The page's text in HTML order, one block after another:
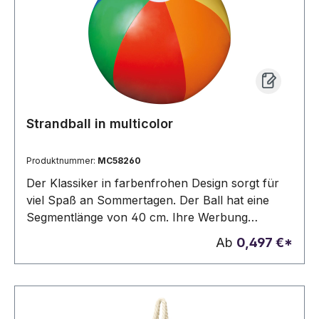
Strandball in multicolor
Produktnummer: MC58260
Der Klassiker in farbenfrohen Design sorgt für
viel Spaß an Sommertagen. Der Ball hat eine
Segmentlänge von 40 cm. Ihre Werbung
drucken wir auf das weiße Segment.
Ab 0,497 €*